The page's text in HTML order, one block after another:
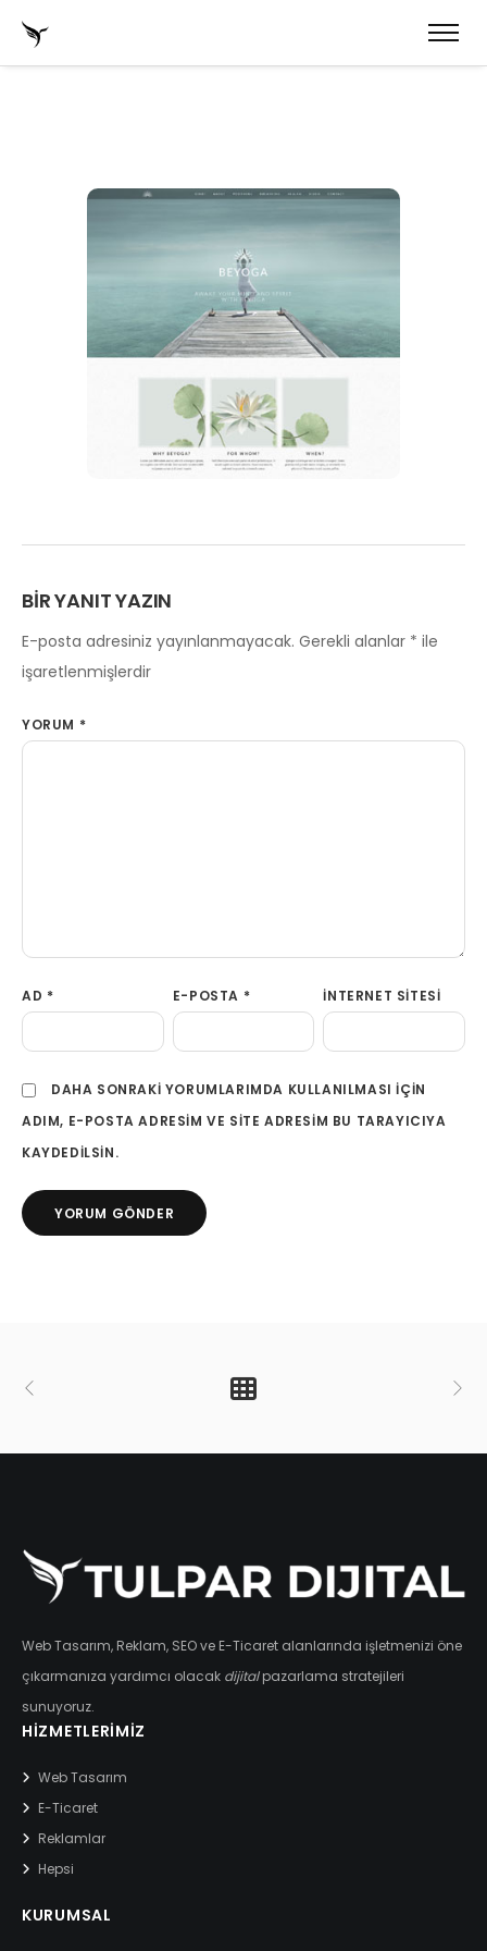
BIR YANIT YAZIN
E-posta adresiniz yayınlanmayacak. Gerekli alanlar * ile
işaretlenmişlerdir
YORUM *
AD * E-POSTA * İNTERNET SITESI
DAHA SONRAKI YORUMLARIMDA KULLANILMASI IÇIN
ADIM, E-POSTA ADRESIM VE SITE ADRESIM BU TARAYICIYA
KAYDEDILSIN.
Web Tasarım, Reklam, SEO ve E-Ticaret alanlarında işletmenizi öne
çıkarmanıza yardımcı olacak dijitalpazarlama stratejileri
sunuyoruz.
HIZMETLERIMIZ
Web Tasarım
E-Ticaret
Reklamlar
Hepsi
KURUMSAL